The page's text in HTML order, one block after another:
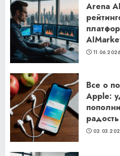
Arena
11.06.2026
Все о
Apple:
радость